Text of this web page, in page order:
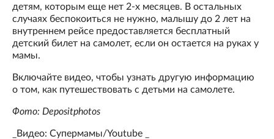
детям, которым еще нет 2-х месяцев. В остальных
случаях беспокоиться не нужно, малышу до 2 лет на
внутреннем рейсе предоставляется бесплатный
детский билет на самолет, если он остается на руках у
мамы.
Включайте видео, чтобы узнать другую информацию
о том, как путешествовать с детьми на самолете.
Фото: Depositphotos
_Видео: Супермамы/Youtube _